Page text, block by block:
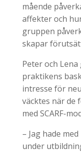
mående
affekter och
gruppen
skapar
Peter och
praktikens
intresse för
väcktes när de
med SCARF-
– Jag hade
under